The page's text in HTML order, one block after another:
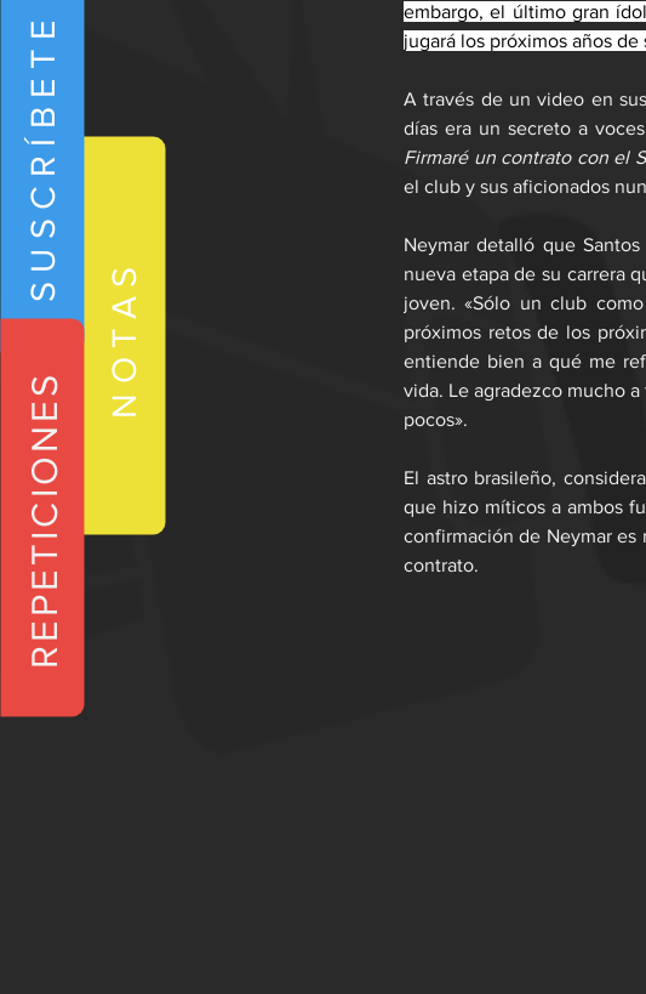
NOTAS
SUSCRÍBETE
REPETICIONES
embargo, el último gran
jugará los próximos años de
A través de un video en
días era un secreto a
Firmaré un contrato con el
el club y sus aficionados
Neymar detalló que
nueva etapa de su carrera
joven. «Sólo un club
próximos retos de los
entiende bien a qué me
vida. Le agradezco mucho
pocos».
El astro brasileño,
que hizo míticos a ambos
confirmación de Neymar es
contrato.